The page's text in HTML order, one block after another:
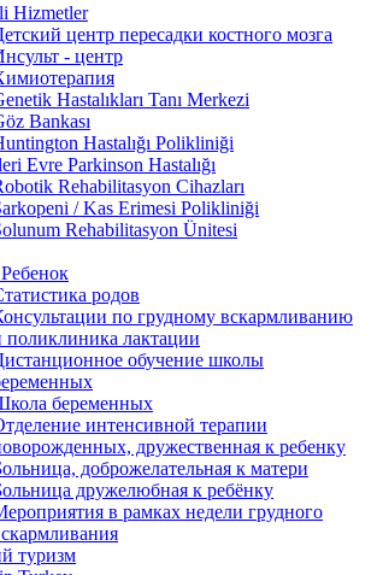
Hizmetler
центр пересадки костного мозга
- центр
Hastalıkları Tanı Merkezi
Bankası
Hastalığı Polikliniği
Evre Parkinson Hastalığı
Rehabilitasyon Cihazları
/ Kas Erimesi Polikliniği
Rehabilitasyon Ünitesi
родов
по грудному вскармливанию
поликлиника лактации
обучение школы
беременных
интенсивной терапии
дружественная к ребенку
доброжелательная к матери
дружелюбная к ребёнку
в рамках недели грудного
туризм